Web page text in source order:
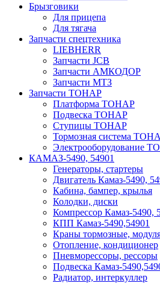
Брызговики
Для прицепа
Для тягача
Запчасти спецтехника
LIEBHERR
Запчасти JCB
Запчасти АМКОДОР
Запчасти МТЗ
Запчасти ТОНАР
Платформа ТОНАР
Подвеска ТОНАР
Ступицы ТОНАР
Тормозная система
Электрооборудование
КАМАЗ-5490, 54901
Генераторы, стартеры
Двигатель Камаз-5490,
Кабина, бампер, крылья
Колодки, диски
Компрессор Камаз-5490,
КПП Камаз-5490,54901
Краны тормозные,
Отопление, кондиционер
Пневморессоры, рессоры
Подвеска Камаз-
Радиатор, интеркуллер